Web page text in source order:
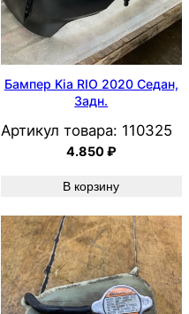
Бампер Kia RIO 2020 Седан,
Задн.
Артикул товара: 110325
4.850₽
В корзину